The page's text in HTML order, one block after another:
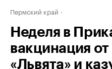
Пермский край
Неделя в
вакцинация
«Львята» и